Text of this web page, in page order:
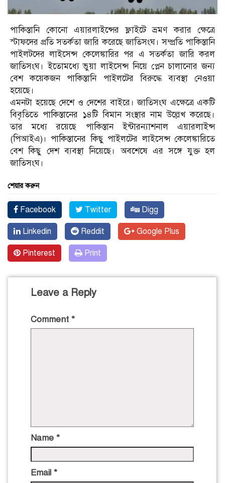
পাকিস্তানি কোনো এয়ারলাইন্সের ফ্লাইটে ভ্রমণ করার ক্ষেত্রে
স্টাফদের প্রতি সতর্কতা জারি করেছে জাতিসংঘ। সম্প্রতি পাকিস্তানি
পাইলটদের লাইসেন্স কেলেঙ্কারির পর এ সতর্কতা জারি করল
জাতিসংঘ। ইতোমধ্যে ভুয়া লাইসেন্স নিয়ে প্লেন চালানোর জন্য
বেশ কয়েকজন পাকিস্তানি পাইলটের বিরুদ্ধে ব্যবস্থা নেওয়া
হয়েছে।
এমনটা হয়েছে দেশে ও দেশের বাইরে। জাতিসংঘ এক্ষেত্রে একটি
বিবৃতিতে পাকিস্তানের ১৪টি বিমান সংস্থার নাম উল্লেখ করেছে।
তার মধ্যে রয়েছে পাকিস্তান ইন্টারন্যাশনাল এয়ারলাইন্স
(পিআইএ)। পাকিস্তানের কিছু পাইলটের লাইসেন্স কেলেঙ্কারিতে
বেশ কিছু দেশ ব্যবস্থা নিয়েছে। অবশেষে এর সঙ্গে যুক্ত হল
জাতিসংঘ।
শেয়ার করুন
Facebook Twitter Digg
Linkedin Reddit Google Plus
Pinterest Print
Leave a Reply
Comment *
Name *
Email *